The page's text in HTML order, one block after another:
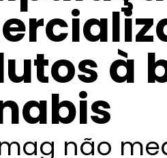
à
não